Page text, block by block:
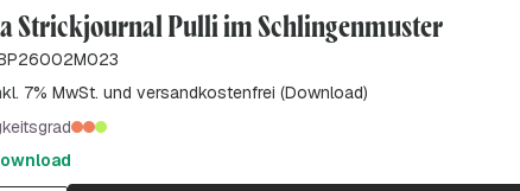
Strickjournal Pulli im Schlingenmuster
7% MwSt. und versandkostenfrei (Download)